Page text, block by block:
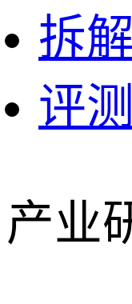
拆解
评测
产业